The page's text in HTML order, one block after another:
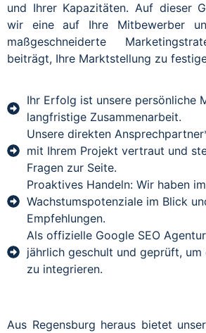
und Ihrer Kapazitäten. Auf dieser
wir eine auf Ihre Mitbewerber
maßgeschneiderte
beiträgt, Ihre Marktstellung zu
Ihr Erfolg ist unsere persönliche
langfristige Zusammenarbeit.
Unsere direkten
mit Ihrem Projekt vertraut und
Fragen zur Seite.
Proaktives Handeln: Wir haben
Wachstumspotenziale im Blick
Empfehlungen.
Als offizielle Google SEO
jährlich geschult und geprüft, um
zu integrieren.
Aus Regensburg heraus bietet